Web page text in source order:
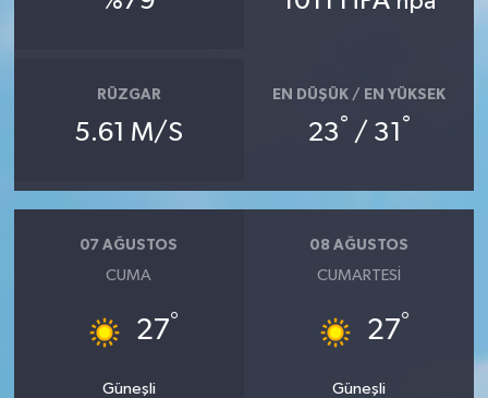
RÜZGAR
5.61 M/S
EN DÜŞÜK / EN YÜKSEK
23° / 31 °
07 AĞUSTOS
CUMA
27°
Güneşli
08 AĞUSTOS
CUMARTESI
27°
Güneşli